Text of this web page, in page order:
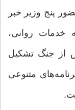
پنج وزیر خبر
خدمات روانی،
از جنگ تشکیل
متنوعی